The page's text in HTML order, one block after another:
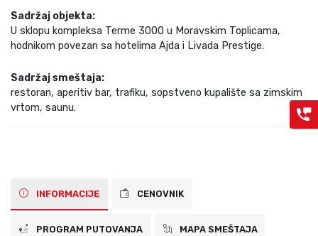
Sadržaj objekta:
U sklopu kompleksa Terme 3000 u Moravskim Toplicama,
hodnikom povezan sa hotelima Ajda i Livada Prestige.
Sadržaj smeštaja:
restoran, aperitiv bar, trafiku, sopstveno kupalište sa zimskim
vrtom, saunu.
INFORMACIJE CENOVNIK
PROGRAM PUTOVANJA MAPA SMEŠTAJA